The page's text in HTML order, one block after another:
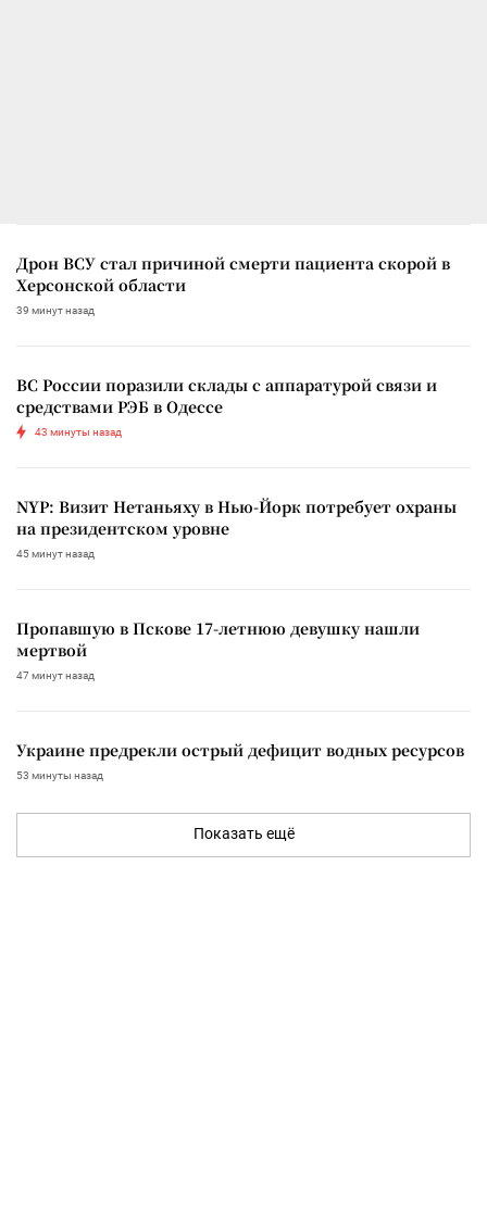
Дрон ВСУ стал причиной смерти пациента скорой в
Херсонской области
39 минут назад
ВС России поразили склады с аппаратурой связи и
средствами РЭБ в Одессе
43 минуты назад
NYP: Визит Нетаньяху в Нью-Йорк потребует охраны
на президентском уровне
45 минут назад
Пропавшую в Пскове 17-летнюю девушку нашли
мертвой
47 минут назад
Украине предрекли острый дефицит водных ресурсов
53 минуты назад
Показать ещё